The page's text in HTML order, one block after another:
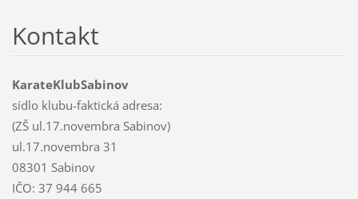
Kontakt
KarateKlubSabinov
sídlo klubu-faktická adresa:
(ZŠ ul.17.novembra Sabinov)
ul.17.novembra 31
08301 Sabinov
IČO: 37 944 665